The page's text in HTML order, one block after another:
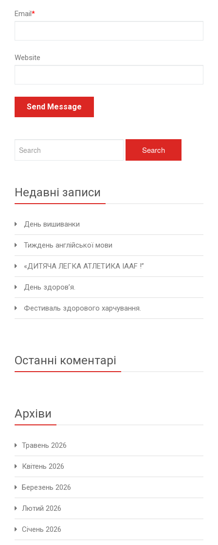
Email*
Website
Недавні записи
День вишиванки
Тиждень англійської мови
«ДИТЯЧА ЛЕГКА АТЛЕТИКА IAAF !”
День здоров’я.
Фестиваль здорового харчування.
Останні коментарі
Архіви
Травень 2026
Квітень 2026
Березень 2026
Лютий 2026
Січень 2026